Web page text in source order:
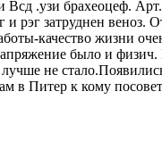
Всд .узи брахеоцеф.
рэг затруднен веноз.
качество жизни
было и
не
в Питер к кому